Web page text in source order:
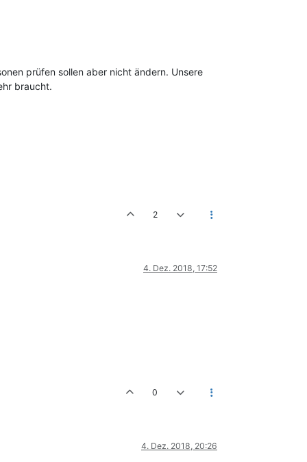
prüfen sollen aber nicht ändern. Unsere
braucht.
2
4. Dez. 2018, 17:52
0
4. Dez. 2018, 20:26